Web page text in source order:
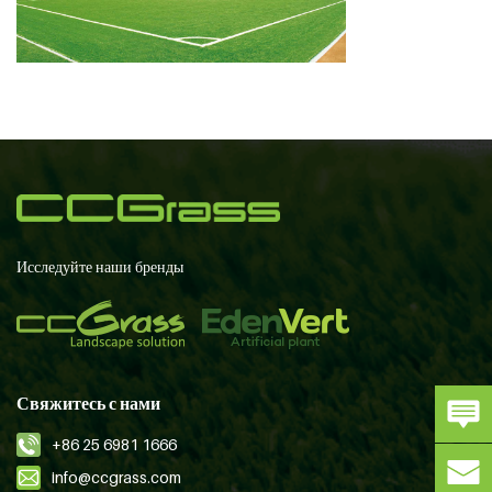
Исследуйте наши бренды
Свяжитесь с нами
+86 25 6981 1666
info@ccgrass.com